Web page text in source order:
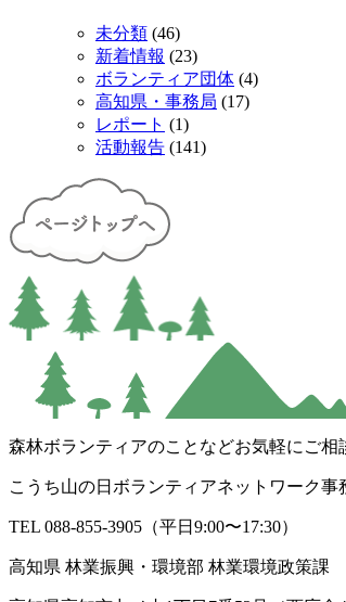
未分類 (46)
新着情報 (23)
ボランティア団体 (4)
高知県・事務局 (17)
レポート (1)
活動報告 (141)
森林ボランティアのことなどお気軽にご相
こうち山の日ボランティアネットワーク事
TEL 088-855-3905（平日9:00〜17:30）
高知県 林業振興・環境部 林業環境政策課